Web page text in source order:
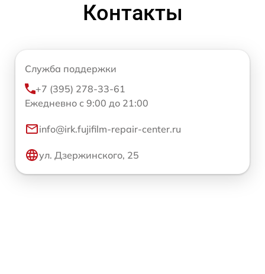
Контакты
Служба поддержки
+7 (395) 278-33-61
Ежедневно с 9:00 до 21:00
info@irk.fujifilm-repair-center.ru
ул. Дзержинского, 25